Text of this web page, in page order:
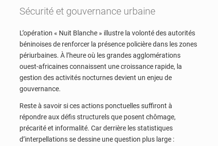
Sécurité et gouvernance urbaine
L’opération « Nuit Blanche » illustre la volonté des autorités
béninoises de renforcer la présence policière dans les zones
périurbaines. À l’heure où les grandes agglomérations
ouest-africaines connaissent une croissance rapide, la
gestion des activités nocturnes devient un enjeu de
gouvernance.
Reste à savoir si ces actions ponctuelles suffiront à
répondre aux défis structurels que posent chômage,
précarité et informalité. Car derrière les statistiques
d’interpellations se dessine une question plus large :